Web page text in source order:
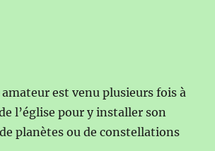
est venu plusieurs fois à
l’église pour y installer son
planètes ou de constellations